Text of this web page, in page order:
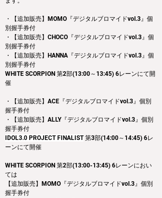
・【追加販売】MOMO『デジタルブロマイドvol.3』個
別握手券付
・【追加販売】CHOCO『デジタルブロマイドvol.3』個
別握手券付
・【追加販売】HANNA『デジタルブロマイドvol.3』個
別握手券付
WHITE SCORPION 第2部(13:00～13:45) 6レーンにて開
催
・【追加販売】ACE『デジタルブロマイドvol.3』個別
握手券付
・【追加販売】ALLY『デジタルブロマイドvol.3』個別
握手券付
IDOL3.0 PROJECT FINALIST 第3部(14:00～14:45) 6レ
ーンにて開催
WHITE SCORPION 第2部(13:00-13:45) 6レーンにおい
ては
【追加販売】MOMO『デジタルブロマイドvol.3』個別
握手券付